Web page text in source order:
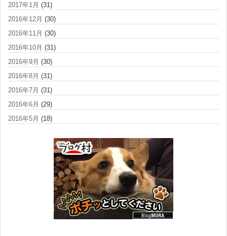
2017年1月 (31)
2016年12月 (30)
2016年11月 (30)
2016年10月 (31)
2016年9月 (30)
2016年8月 (31)
2016年7月 (31)
2016年6月 (29)
2016年5月 (18)